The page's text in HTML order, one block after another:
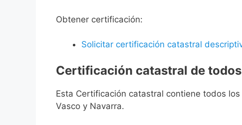
Obtener certificación:
Solicitar certificación catastral
Certificación catastral de
Esta Certificación catastral contiene todos
Vasco y Navarra.